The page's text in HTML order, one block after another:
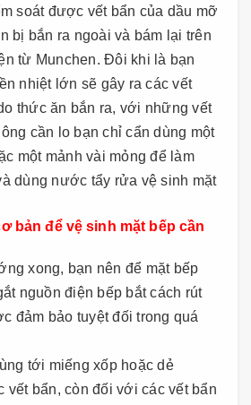
soát được vết bẩn của dầu mỡ
bị bắn ra ngoài và bám lại trên
từ Munchen. Đôi khi là bạn
nhiệt lớn sẽ gây ra các vết
thức ăn bắn ra, với những vết
cần lo bạn chỉ cẩn dùng một
một mảnh vài mỏng để làm
dùng nước tẩy rửa vệ sinh mặt
bản để vệ sinh mặt bếp cần
xong, bạn nên để mặt bếp
nguồn điện bếp bắt cách rút
đảm bảo tuyệt đối trong quá
tới miếng xốp hoặc dẻ
vết bẩn, còn đối với các vết bẩn